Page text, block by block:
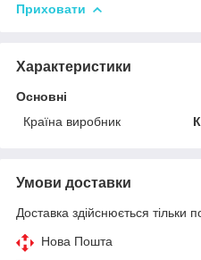
Приховати
Характеристики
Основні
Країна виробник
Умови доставки
Доставка здійснюється тільки
Нова Пошта